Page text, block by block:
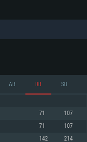
AB RB SB
71 107
71 107
142 214